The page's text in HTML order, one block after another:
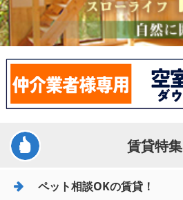
賃貸特集
ペット相談OKの賃貸！